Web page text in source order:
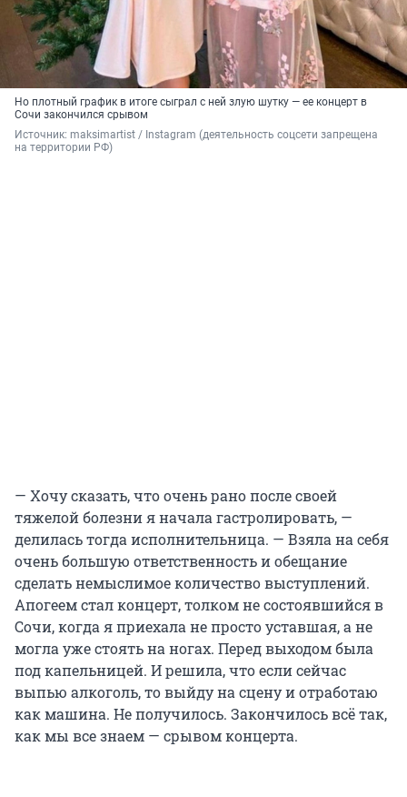
Но плотный график в итоге сыграл с ней злую шутку — ее концерт в
Сочи закончился срывом
Источник: maksimartist / Instagram (деятельность соцсети запрещена
на территории РФ)
— Хочу сказать, что очень рано после своей
тяжелой болезни я начала гастролировать, —
делилась тогда исполнительница. — Взяла на себя
очень большую ответственность и обещание
сделать немыслимое количество выступлений.
Апогеем стал концерт, толком не состоявшийся в
Сочи, когда я приехала не просто уставшая, а не
могла уже стоять на ногах. Перед выходом была
под капельницей. И решила, что если сейчас
выпью алкоголь, то выйду на сцену и отработаю
как машина. Не получилось. Закончилось всё так,
как мы все знаем — срывом концерта.